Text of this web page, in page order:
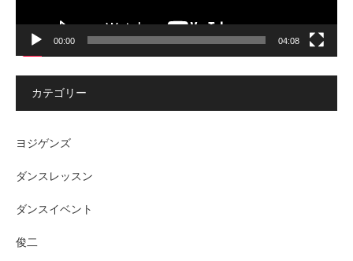
00:00 04:08
カテゴリー
ヨジゲンズ
ダンスレッスン
ダンスイベント
俊二